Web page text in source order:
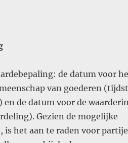
de datum voor
van goederen
de datum voor de
Gezien de mogelijke
is het aan te raden voor